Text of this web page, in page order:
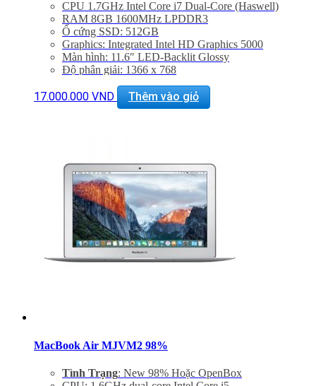
CPU 1.7GHz Intel Core i7 Dual-Core (Haswell)
RAM 8GB 1600MHz LPDDR3
Ổ cứng SSD: 512GB
Graphics: Integrated Intel HD Graphics 5000
Màn hình: 11.6″ LED-Backlit Glossy
Độ phân giải: 1366 x 768
Cổng mạng: 802.11ac Wi-Fi, Bluetooth 4.0
Khe cắm: Dual USB 3.0 Ports, One Thunderbolt Port
Thiết bị nghe nhìn: 720p FaceTime HD Camera
Miễn phí vận chuyển trên toàn quốc
Miễn phí hỗ trợ cài đặt phần mềm
17.000.000 VND Thêm vào giỏ
MacBook Air MJVM2 98%
Tình Trạng: New 98% Hoặc OpenBox